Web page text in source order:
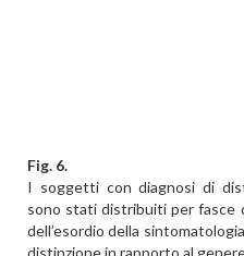
Fig. 6.
I soggetti con diagnosi di
sono stati distribuiti per fasce
dell’esordio della
distinzione in rapporto al